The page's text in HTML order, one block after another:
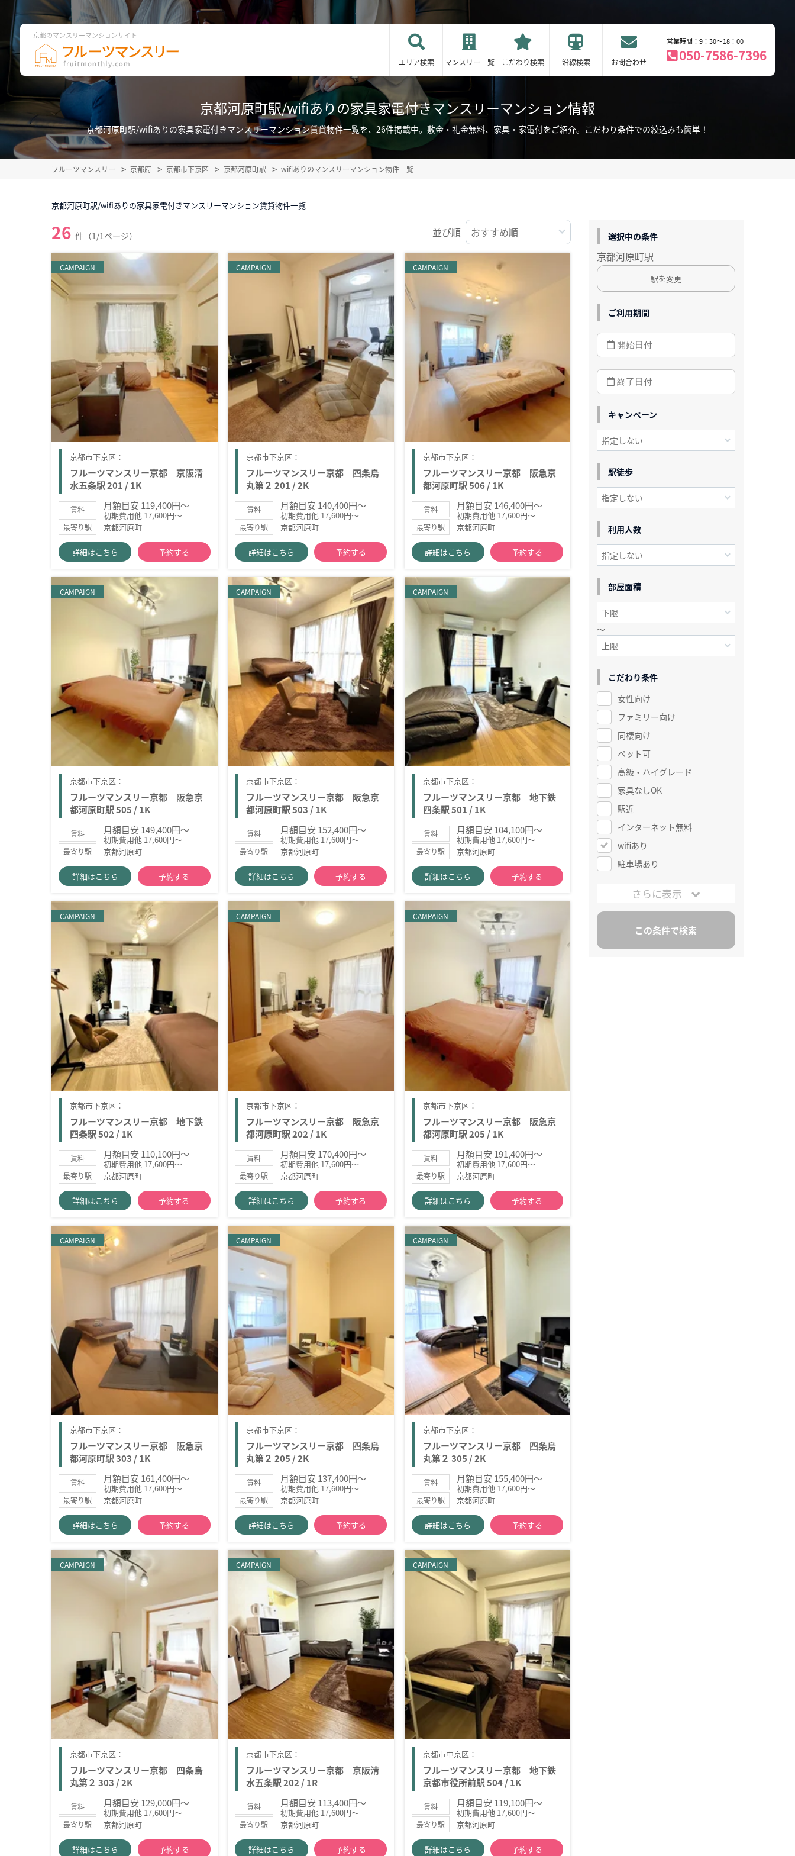
京都のマンスリーマンションサイト
エリア検索 マンスリー一覧 こだわり検索 沿線検索 お問合わせ
営業時間：9：30～18：00
050-7586-7396
京都河原町駅/wifiありの家具家電付きマンスリーマンション情報
京都河原町駅/wifiありの家具家電付きマンスリーマンション賃貸物件一覧を、26件掲載中。敷金・礼金無料、家具・家電付をご紹介。こだわり条件での絞込みも簡単！
フルーツマンスリー 京都府 京都市下京区 京都河原町駅 wifiありのマンスリーマンション物件一覧
京都河原町駅/wifiありの家具家電付きマンスリーマンション賃貸物件一覧
26 件（1/1ページ） 並び順
CAMPAIGN
京都市下京区：
フルーツマンスリー京都 京阪清
水五条駅 201 / 1K
賃料 月額目安 119,400円～
初期費用他 17,600円～
最寄り駅 京都河原町
詳細はこちら 予約する
CAMPAIGN
京都市下京区：
フルーツマンスリー京都 四条烏
丸第２ 201 / 2K
賃料 月額目安 140,400円～
初期費用他 17,600円～
最寄り駅 京都河原町
詳細はこちら 予約する
CAMPAIGN
京都市下京区：
フルーツマンスリー京都 阪急京
都河原町駅 506 / 1K
賃料 月額目安 146,400円～
初期費用他 17,600円～
最寄り駅 京都河原町
詳細はこちら 予約する
CAMPAIGN
京都市下京区：
フルーツマンスリー京都 阪急京
都河原町駅 505 / 1K
賃料 月額目安 149,400円～
初期費用他 17,600円～
最寄り駅 京都河原町
詳細はこちら 予約する
CAMPAIGN
京都市下京区：
フルーツマンスリー京都 阪急京
都河原町駅 503 / 1K
賃料 月額目安 152,400円～
初期費用他 17,600円～
最寄り駅 京都河原町
詳細はこちら 予約する
CAMPAIGN
京都市下京区：
フルーツマンスリー京都 地下鉄
四条駅 501 / 1K
賃料 月額目安 104,100円～
初期費用他 17,600円～
最寄り駅 京都河原町
詳細はこちら 予約する
CAMPAIGN
京都市下京区：
フルーツマンスリー京都 地下鉄
四条駅 502 / 1K
賃料 月額目安 110,100円～
初期費用他 17,600円～
最寄り駅 京都河原町
詳細はこちら 予約する
CAMPAIGN
京都市下京区：
フルーツマンスリー京都 阪急京
都河原町駅 202 / 1K
賃料 月額目安 170,400円～
初期費用他 17,600円～
最寄り駅 京都河原町
詳細はこちら 予約する
CAMPAIGN
京都市下京区：
フルーツマンスリー京都 阪急京
都河原町駅 205 / 1K
賃料 月額目安 191,400円～
初期費用他 17,600円～
最寄り駅 京都河原町
詳細はこちら 予約する
CAMPAIGN
京都市下京区：
フルーツマンスリー京都 阪急京
都河原町駅 303 / 1K
賃料 月額目安 161,400円～
初期費用他 17,600円～
最寄り駅 京都河原町
詳細はこちら 予約する
CAMPAIGN
京都市下京区：
フルーツマンスリー京都 四条烏
丸第２ 205 / 2K
賃料 月額目安 137,400円～
初期費用他 17,600円～
最寄り駅 京都河原町
詳細はこちら 予約する
CAMPAIGN
京都市下京区：
フルーツマンスリー京都 四条烏
丸第２ 305 / 2K
賃料 月額目安 155,400円～
初期費用他 17,600円～
最寄り駅 京都河原町
詳細はこちら 予約する
CAMPAIGN
京都市下京区：
フルーツマンスリー京都 四条烏
丸第２ 303 / 2K
賃料 月額目安 129,000円～
初期費用他 17,600円～
最寄り駅 京都河原町
詳細はこちら 予約する
CAMPAIGN
京都市下京区：
フルーツマンスリー京都 京阪清
水五条駅 202 / 1R
賃料 月額目安 113,400円～
初期費用他 17,600円～
最寄り駅 京都河原町
詳細はこちら 予約する
CAMPAIGN
京都市中京区：
フルーツマンスリー京都 地下鉄
京都市役所前駅 504 / 1K
賃料 月額目安 119,100円～
初期費用他 17,600円～
最寄り駅 京都河原町
詳細はこちら 予約する
選択中の条件
京都河原町駅
駅を変更
ご利用期間
—
キャンペーン
駅徒歩
利用人数
部屋面積
～
こだわり条件
女性向け
ファミリー向け
同棲向け
ペット可
高級・ハイグレード
家具なしOK
駅近
インターネット無料
wifiあり
駐車場あり
さらに表示